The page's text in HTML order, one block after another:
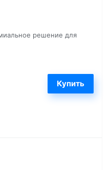
решение для